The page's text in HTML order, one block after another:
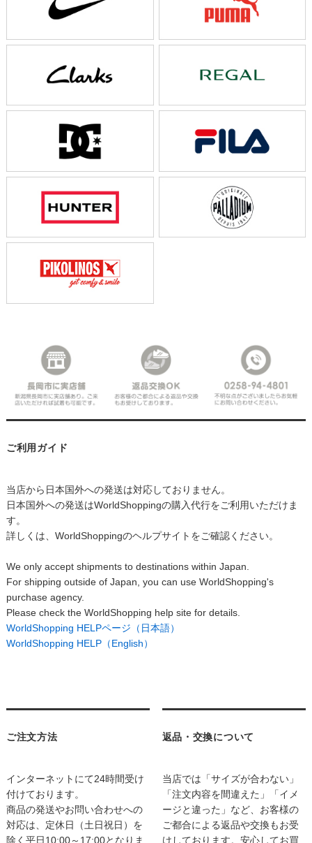
ご利用ガイド
当店から日本国外への発送は対応しておりません。
日本国外への発送はWorldShoppingの購入代行をご利用いただけま
す。
詳しくは、WorldShoppingのヘルプサイトをご確認ください。
We only accept shipments to destinations within Japan.
For shipping outside of Japan, you can use WorldShopping's
purchase agency.
Please check the WorldShopping help site for details.
WorldShopping HELPページ（日本語）
WorldShopping HELP（English）
ご注文方法
インターネットにて24時間受け
付けております。
商品の発送やお問い合わせへの
対応は、定休日（土日祝日）を
除く平日10:00～17:00となりま
返品・交換について
当店では「サイズが合わない」
「注文内容を間違えた」「イメ
ージと違った」など、お客様の
ご都合による返品や交換もお受
けしております。安心してお買